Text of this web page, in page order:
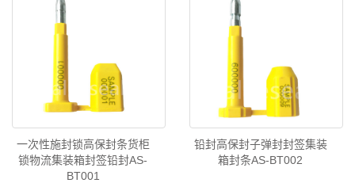
一次性施封锁高保封条货柜
锁物流集装箱封签铅封AS-
BT001
铅封高保封子弹封封签集装
箱封条AS-BT002